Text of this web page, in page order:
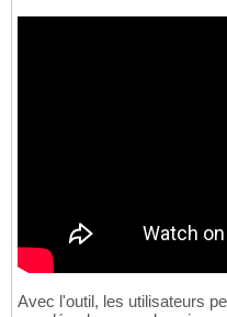
Avec l'outil, les utilisateurs